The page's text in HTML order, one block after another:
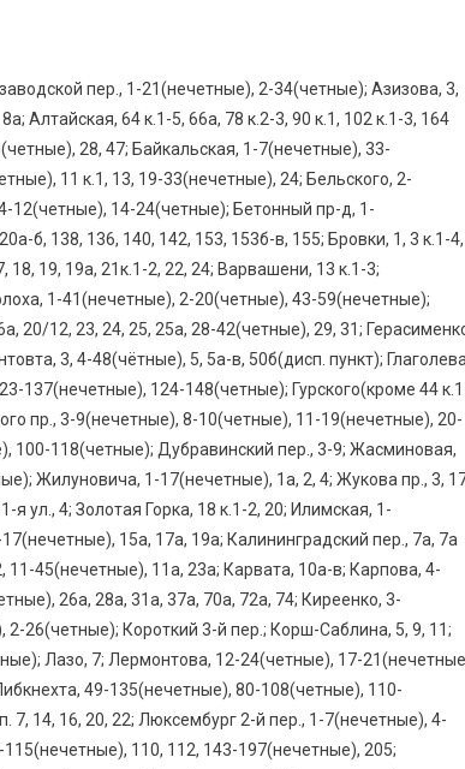
пер., 1-21(нечетные), 2-34(четные); Азизова, 3,
Алтайская, 64 к.1-5, 66а, 78 к.2-3, 90 к.1, 102 к.1-3, 164
28, 47; Байкальская, 1-7(нечетные), 33-
11 к.1, 13, 19-33(нечетные), 24; Бельского, 2-
12(четные), 14-24(четные); Бетонный пр-д, 1-
б, 138, 136, 140, 142, 153, 153б-в, 155; Бровки, 1, 3 к.1-4,
19, 19а, 21к.1-2, 22, 24; Варвашени, 13 к.1-3;
1-41(нечетные), 2-20(четные), 43-59(нечетные);
20/12, 23, 24, 25, 25а, 28-42(четные), 29, 31;
3, 4-48(чётные), 5, 5а-в, 50б(дисп. пункт);
137(нечетные), 124-148(четные); Гурского(кроме 44
пр., 3-9(нечетные), 8-10(четные), 11-19(нечетные), 20-
100-118(четные); Дубравинский пер., 3-9; Жасминовая,
Жилуновича, 1-17(нечетные), 1а, 2, 4; Жукова пр., 3,
ул., 4; Золотая Горка, 18 к.1-2, 20; Илимская, 1-
15а, 17а, 19а; Калининградский пер., 7а, 7а
11-45(нечетные), 11а, 23а; Карвата, 10а-в; Карпова, 4-
26а, 28а, 31а, 37а, 70а, 72а, 74; Киреенко, 3-
26(четные); Короткий 3-й пер.; Корш-Саблина, 5, 9, 11;
Лазо, 7; Лермонтова, 12-24(четные), 17-
49-135(нечетные), 80-108(четные), 110-
14, 16, 20, 22; Люксембург 2-й пер., 1-7(нечетные), 4-
110, 112, 143-197(нечетные), 205;